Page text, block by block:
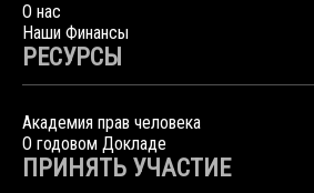
О нас
Наши Финансы
РЕСУРСЫ
Академия прав человека
О годовом Докладе
ПРИНЯТЬ УЧАСТИЕ